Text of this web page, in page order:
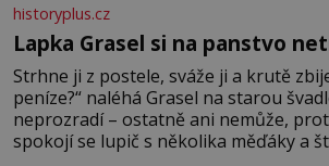
historyplus.cz
Lapka Grasel si na panstvo
Strhne ji z postele, sváže ji a krutě
peníze?“ naléhá Grasel na starou
neprozradí – ostatně ani nemůže,
spokojí se lupič s několika měďáky a